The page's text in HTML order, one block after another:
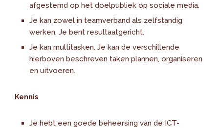
afgestemd op het doelpubliek op sociale media.
Je kan zowel in teamverband als zelfstandig
werken. Je bent resultaatgericht.
Je kan multitasken. Je kan de verschillende
hierboven beschreven taken plannen, organiseren
en uitvoeren.
Kennis
Je hebt een goede beheersing van de ICT-